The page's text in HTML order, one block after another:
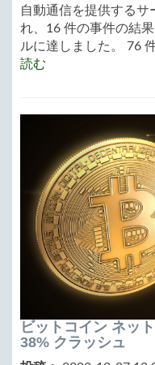
自動通信を提供するサ
れ、16 件の事件の結
ルに達しました。 76
読む
ビットコイン ネッ
38% クラッシュ